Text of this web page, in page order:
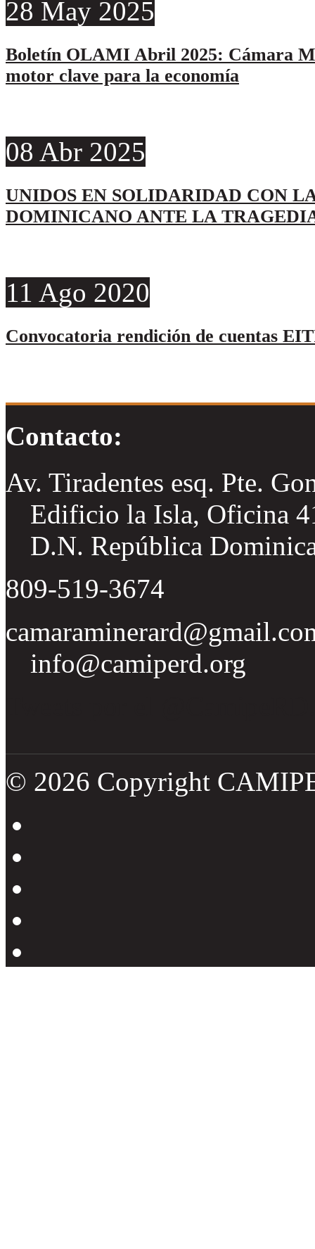
28 May 2025
Boletín OLAMI Abril 2025: Cámara
motor clave para la economía
08 Abr 2025
UNIDOS EN SOLIDARIDAD CON
DOMINICANO ANTE LA
11 Ago 2020
Convocatoria rendición de cuentas
Contacto:
Av. Tiradentes esq. Pte.
Edificio la Isla, Oficina
D.N. República
809-519-3674
info@camiperd.org
© 2026 Copyright